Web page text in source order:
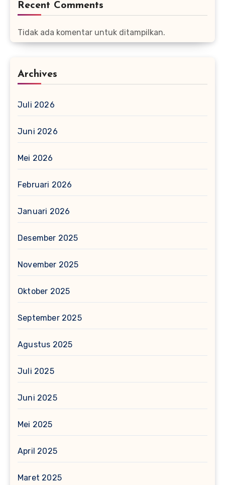
Recent Comments
Tidak ada komentar untuk ditampilkan.
Archives
Juli 2026
Juni 2026
Mei 2026
Februari 2026
Januari 2026
Desember 2025
November 2025
Oktober 2025
September 2025
Agustus 2025
Juli 2025
Juni 2025
Mei 2025
April 2025
Maret 2025